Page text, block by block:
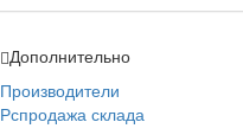
Дополнительно
Производители
Рспродажа склада